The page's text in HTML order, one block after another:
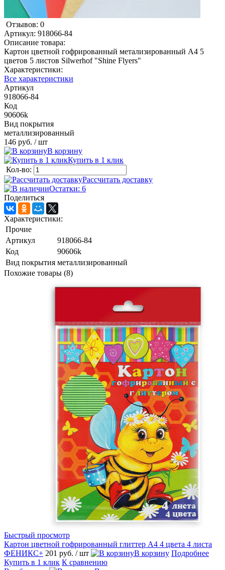
Отзывов: 0
Артикул: 918066-84
Описание товара:
Картон цветной гофрированный метализированный А4 5
цветов 5 листов Silwerhof "Shine Flyers"
Характеристики:
Все характеристики
Артикул
918066-84
Код
90606k
Вид покрытия
металлизированный
146 руб. / шт
В корзину
Купить в 1 клик
Кол-во:
Рассчитать доставку
Остатки: 6
Поделиться
Характеристики:
Прочие
Артикул
918066-84
Код
90606k
Вид покрытия металлизированный
Похожие товары (8)
Быстрый просмотр
Картон цветной гофрированный глиттер А4 4 цвета 4 листа
ФЕНИКС+ 201 руб. / шт В корзину Подробнее
Купить в 1 клик К сравнению